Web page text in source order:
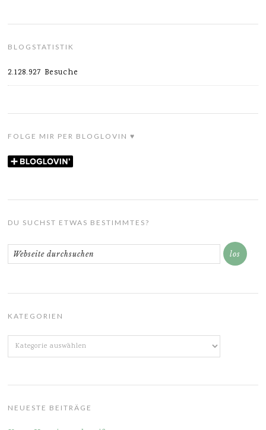
BLOGSTATISTIK
2.128.927 Besuche
FOLGE MIR PER BLOGLOVIN ♥
DU SUCHST ETWAS BESTIMMTES?
KATEGORIEN
Kategorien
NEUESTE BEITRÄGE